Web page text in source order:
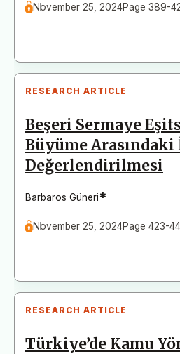
November 25, 2024Page 389-
RESEARCH ARTICLE
Beşeri Sermaye
Büyüme
Değerlendirilmesi
Barbaros Güneri*
November 25, 2024Page 423-
RESEARCH ARTICLE
Türkiye’de Kamu